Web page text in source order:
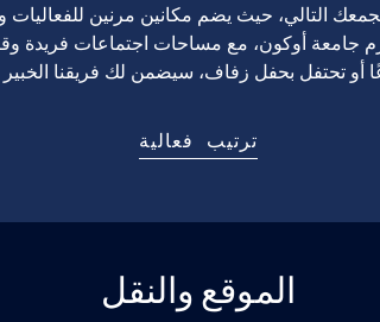
جامعة أوكون، مع مساحات اجتماعات فريدة
أو تحتفل بحفل زفاف، سيضمن لك فريقنا
ترتيب فعالية
الموقع والنقل